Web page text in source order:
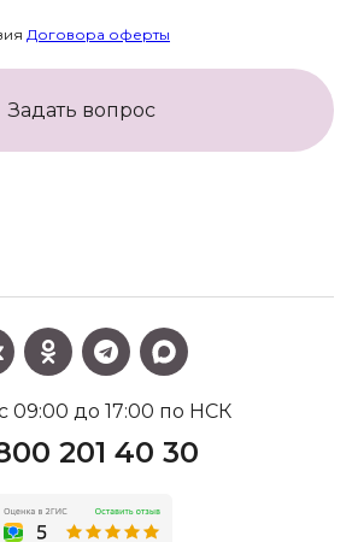
Договора оферты
Задать вопрос
09:00 до 17:00 по НСК
201 40 30